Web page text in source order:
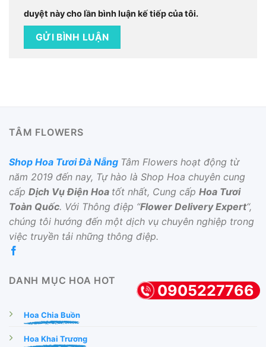
duyệt này cho lần bình luận kế tiếp của tôi.
TÂM FLOWERS
Shop Hoa Tươi Đà Nẵng Tâm Flowers hoạt động từ
năm 2019 đến nay, Tự hào là Shop Hoa chuyên cung
cấp Dịch Vụ Điện Hoa tốt nhất, Cung cấp Hoa Tươi
Toàn Quốc. Với Thông điệp “Flower Delivery Expert“,
chúng tôi hướng đến một dịch vụ chuyên nghiệp trong
việc truyền tải những thông điệp.
DANH MỤC HOA HOT
Hoa Chia Buồn
Hoa Khai Trương
0905227766